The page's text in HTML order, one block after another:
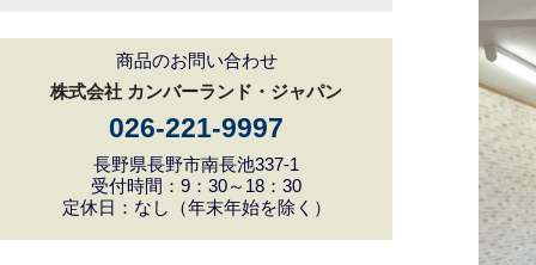
商品のお問い合わせ
株式会社 カンバーランド・ジャパン
026-221-9997
長野県長野市南長池337-1
受付時間：9：30～18：30
定休日：なし（年末年始を除く）